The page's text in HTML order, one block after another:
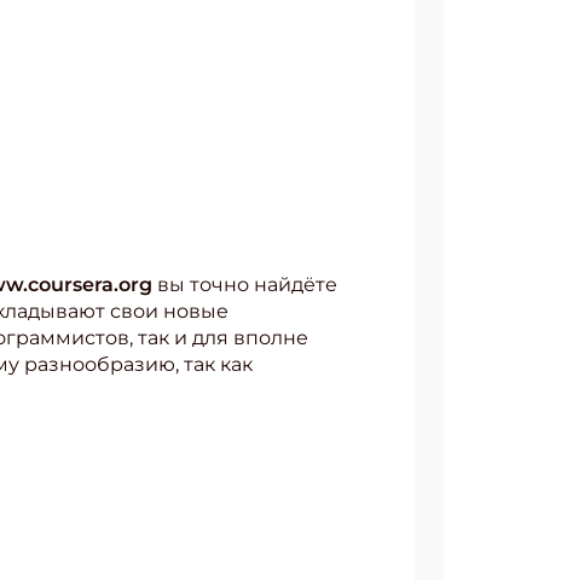
вы точно найдёте
свои новые
так и для вполне
разнообразию, так как